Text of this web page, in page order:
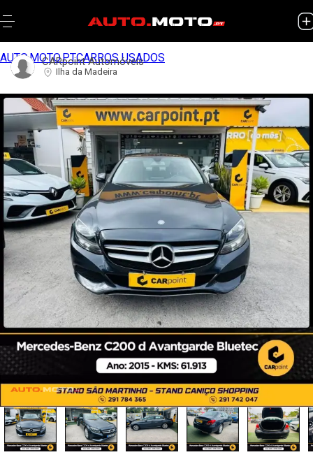
AUTO.MOTO.PTCARROS USADOS
CARpoint Automóveis
Ilha da Madeira